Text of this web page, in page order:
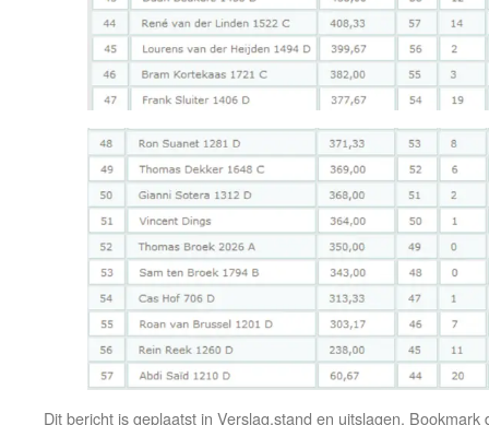
Dit bericht is geplaatst in Verslag,stand en uitslagen. Bookmark